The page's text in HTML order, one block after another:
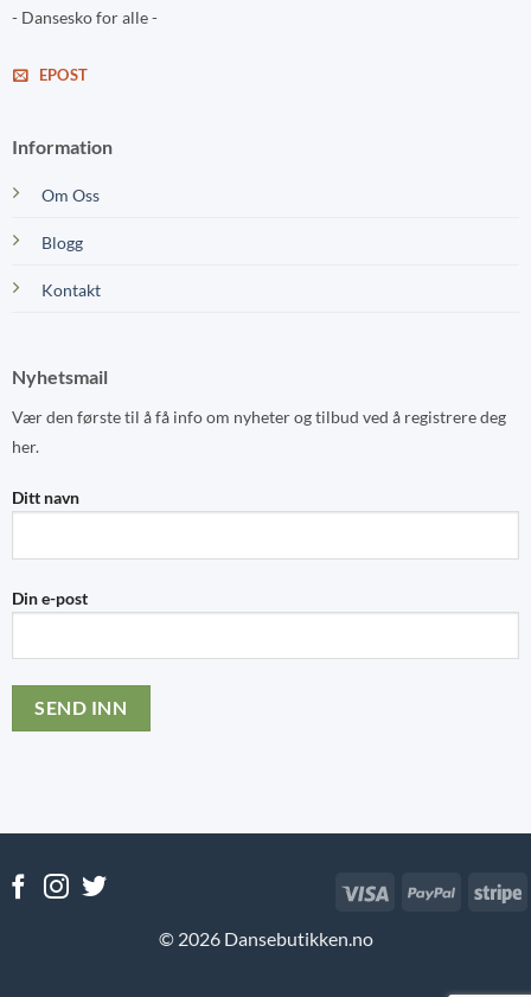
- Dansesko for alle -
EPOST
Information
Om Oss
Blogg
Kontakt
Nyhetsmail
Vær den første til å få info om nyheter og tilbud ved å registrere deg
her.
Ditt navn
Din e-post
© 2026 Dansebutikken.no
Visa PayPal